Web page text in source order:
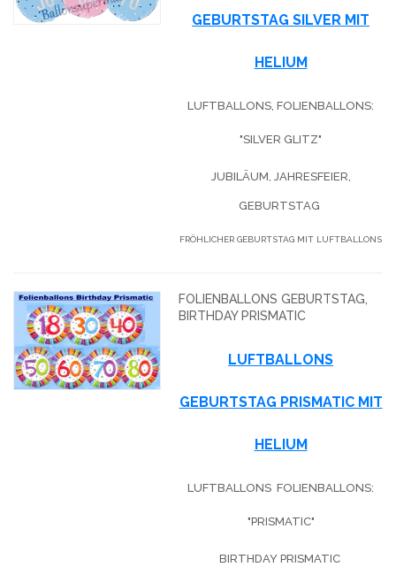
GEBURTSTAG SILVER MIT
HELIUM
LUFTBALLONS, FOLIENBALLONS:
"SILVER GLITZ"
JUBILÄUM, JAHRESFEIER,
GEBURTSTAG
FRÖHLICHER GEBURTSTAG MIT LUFTBALLONS
FOLIENBALLONS GEBURTSTAG,
BIRTHDAY PRISMATIC
LUFTBALLONS
GEBURTSTAG PRISMATIC MIT
HELIUM
LUFTBALLONS FOLIENBALLONS:
"PRISMATIC"
BIRTHDAY PRISMATIC